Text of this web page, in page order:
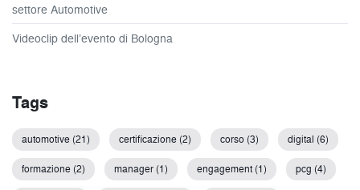
settore Automotive
Videoclip dell’evento di Bologna
Tags
automotive (21) certificazione (2) corso (3) digital (6)
formazione (2) manager (1) engagement (1) pcg (4)